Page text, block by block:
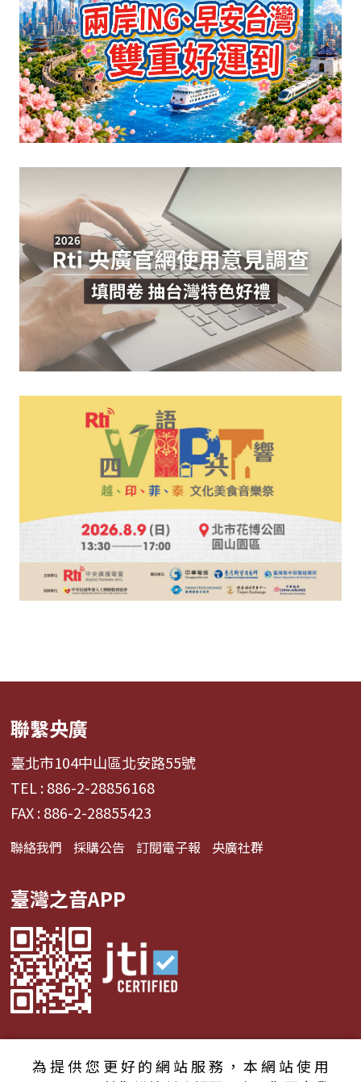
聯繫央廣
臺北市104中山區北安路55號
TEL : 886-2-28856168
FAX : 886-2-28855423
聯絡我們 採購公告 訂閱電子報 央廣社群
臺灣之音APP
為提供您更好的網站服務，本網站使用